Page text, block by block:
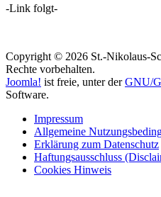
-Link folgt-
Copyright © 2026 St.-Nikolaus-
Rechte vorbehalten.
Joomla! ist freie, unter derGNU/
Software.
Impressum
Allgemeine
Erklärung zum Datenschutz
Haftungsausschluss
Cookies Hinweis